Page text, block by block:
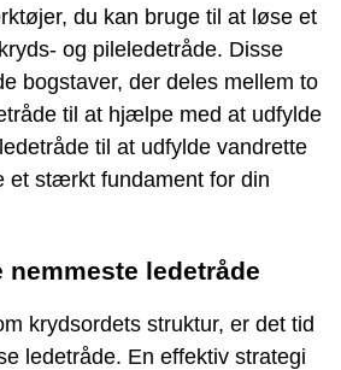
du kan bruge til at løse et
og pileledetråde. Disse
bogstaver, der deles mellem to
til at hjælpe med at udfylde
til at udfylde vandrette
et stærkt fundament for din
nemmeste ledetråde
krydsordets struktur, er det tid
ledetråde. En effektiv strategi